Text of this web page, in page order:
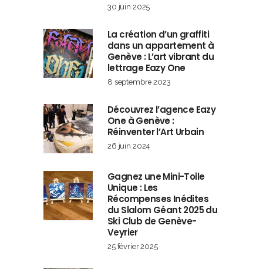
30 juin 2025
La création d’un graffiti
dans un appartement à
Genève : L’art vibrant du
lettrage Eazy One
8 septembre 2023
Découvrez l’agence Eazy
One à Genève :
Réinventer l’Art Urbain
26 juin 2024
Gagnez une Mini-Toile
Unique : Les
Récompenses Inédites
du Slalom Géant 2025 du
Ski Club de Genève-
Veyrier
25 février 2025